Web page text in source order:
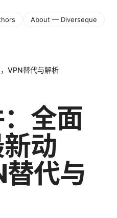
About — Diverseque
VPN替代与解析
全面
动
代与